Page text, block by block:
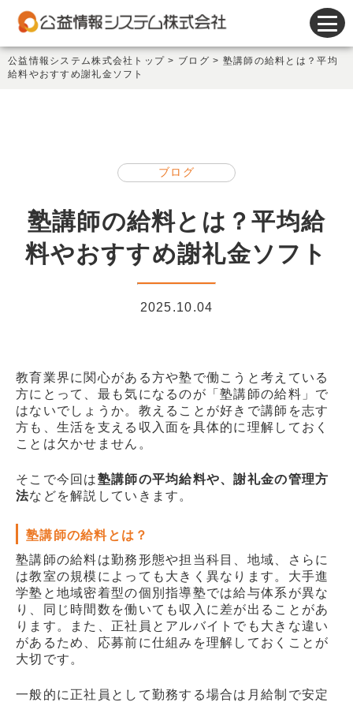
会計システム
会社情報
お問い合わせ
ブログ
講師マイページ
公益情報システム株式会社トップ > ブログ > 塾講師の給料とは？平均
給料やおすすめ謝礼金ソフト
ブログ
塾講師の給料とは？平均給
料やおすすめ謝礼金ソフト
2025.10.04
教育業界に関心がある方や塾で働こうと考えている
方にとって、最も気になるのが「塾講師の給料」で
はないでしょうか。教えることが好きで講師を志す
方も、生活を支える収入面を具体的に理解しておく
ことは欠かせません。
そこで今回は塾講師の平均給料や、謝礼金の管理方
法などを解説していきます。
塾講師の給料とは？
塾講師の給料は勤務形態や担当科目、地域、さらに
は教室の規模によっても大きく異なります。大手進
学塾と地域密着型の個別指導塾では給与体系が異な
り、同じ時間数を働いても収入に差が出ることがあ
ります。また、正社員とアルバイトでも大きな違い
があるため、応募前に仕組みを理解しておくことが
大切です。
一般的に正社員として勤務する場合は月給制で安定